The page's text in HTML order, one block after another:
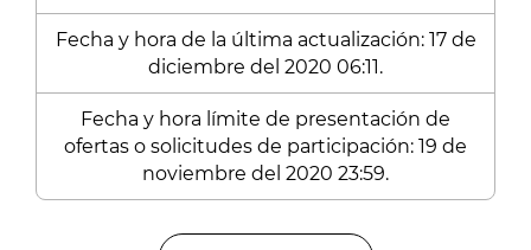
Fecha y hora de la última actualización: 17 de
diciembre del 2020 06:11.
Fecha y hora límite de presentación de
ofertas o solicitudes de participación: 19 de
noviembre del 2020 23:59.